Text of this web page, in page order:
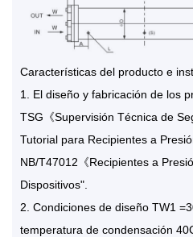
Características del producto e
1. El diseño y fabricación de los
TSG《Supervisión Técnica de
Tutorial para Recipientes a
NB/T47012《Recipientes a
Dispositivos".
2. Condiciones de diseño TW1
temperatura de condensación